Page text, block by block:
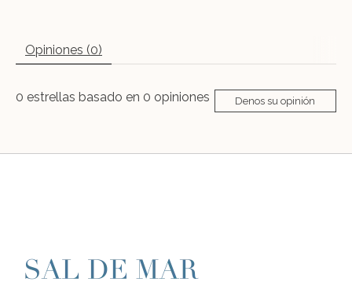
Opiniones (0)
0 estrellas basado en 0 opiniones Denos su opinión